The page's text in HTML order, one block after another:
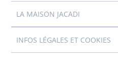
LA MAISON JACADI
INFOS LÉGALES ET COOKIES